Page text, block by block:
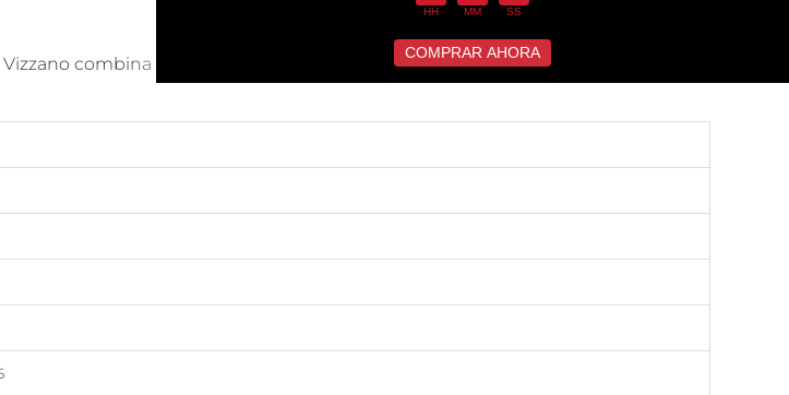
combina estilo y comodidad. Su plantilla acolchada brinda mayor confort,
HH MM SS
COMPRAR AHORA